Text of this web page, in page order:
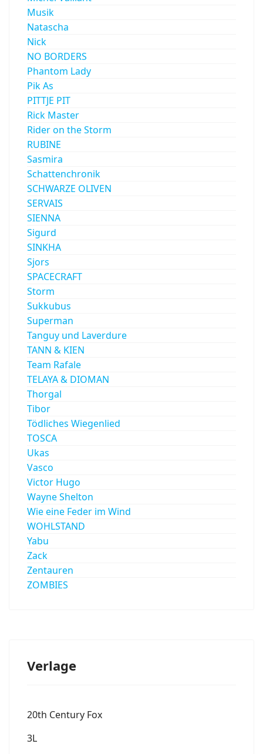
Musik
Natascha
Nick
NO BORDERS
Phantom Lady
Pik As
PITTJE PIT
Rick Master
Rider on the Storm
RUBINE
Sasmira
Schattenchronik
SCHWARZE OLIVEN
SERVAIS
SIENNA
Sigurd
SINKHA
Sjors
SPACECRAFT
Storm
Sukkubus
Superman
Tanguy und Laverdure
TANN & KIEN
Team Rafale
TELAYA & DIOMAN
Thorgal
Tibor
Tödliches Wiegenlied
TOSCA
Ukas
Vasco
Victor Hugo
Wayne Shelton
Wie eine Feder im Wind
WOHLSTAND
Yabu
Zack
Zentauren
ZOMBIES
Verlage
20th Century Fox
3L